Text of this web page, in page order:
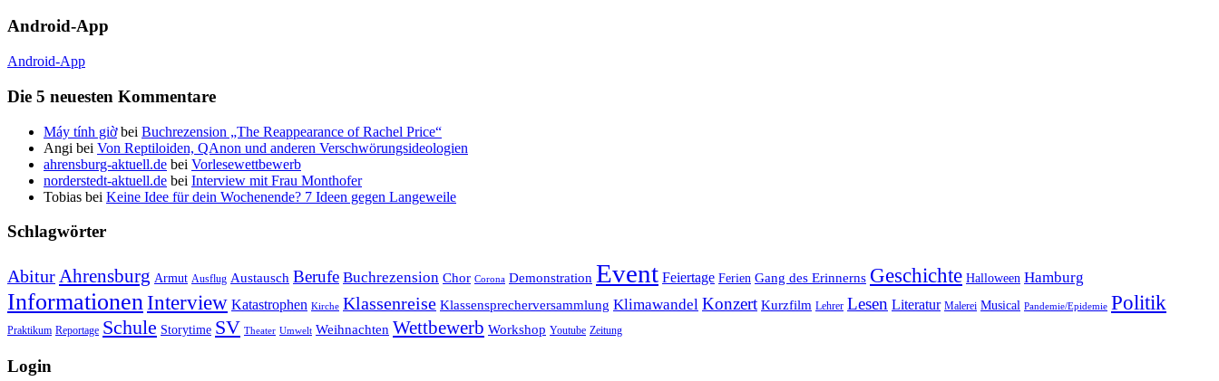
Android-App
Android-App
Die 5 neuesten Kommentare
Máy tính giờbei Buchrezension „The Reappearance of Rachel Price“
Angi bei Von Reptiloiden, QAnon und anderen Verschwörungsideologien
ahrensburg-aktuell.de bei Vorlesewettbewerb
norderstedt-aktuell.de bei Interview mit Frau Monthofer
Tobias bei Keine Idee für dein Wochenende? 7 Ideen gegen Langeweile
Schlagwörter
AbiturAhrensburg Armut Ausflug Austausch Berufe Buchrezension Chor Corona Demonstration Event Feiertage Ferien Gang des Erinnerns Geschichte Halloween Hamburg
InformationenInterview Katastrophen Kirche Klassenreise Klassensprecherversammlung Klimawandel Konzert Kurzfilm Lehrer Lesen Literatur Malerei Musical Pandemie/Epidemie Politik
Praktikum Reportage Schule Storytime SV Theater Umwelt Weihnachten Wettbewerb Workshop Youtube Zeitung
Login